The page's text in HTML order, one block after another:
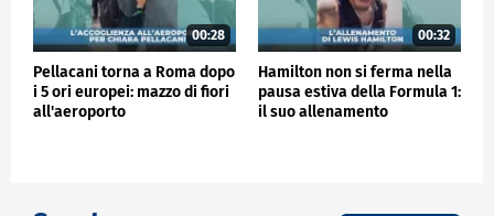
00:28
Pellacani torna a Roma dopo
i 5 ori europei: mazzo di fiori
all'aeroporto
00:32
Hamilton non si ferma nella
pausa estiva della Formula 1:
il suo allenamento